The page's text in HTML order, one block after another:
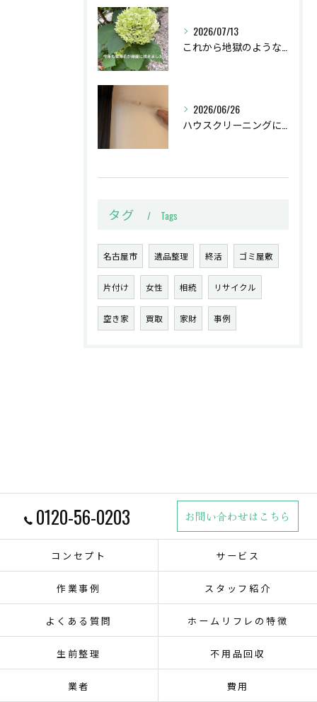
2026/07/13
これから地獄のような猛暑のはじまり
2026/06/26
ハウスクリーニングに伺いました。
タグ Tags
名古屋市 遺品整理 終活 ゴミ屋敷
片付け 女性 相続 リサイクル
空き家 買取 家財 事例
0120-56-0203 お問い合わせはこちら
コンセプト サービス
作業事例 スタッフ紹介
よくある質問 ホームリフレの特徴
生前整理 不用品回収
業者 費用